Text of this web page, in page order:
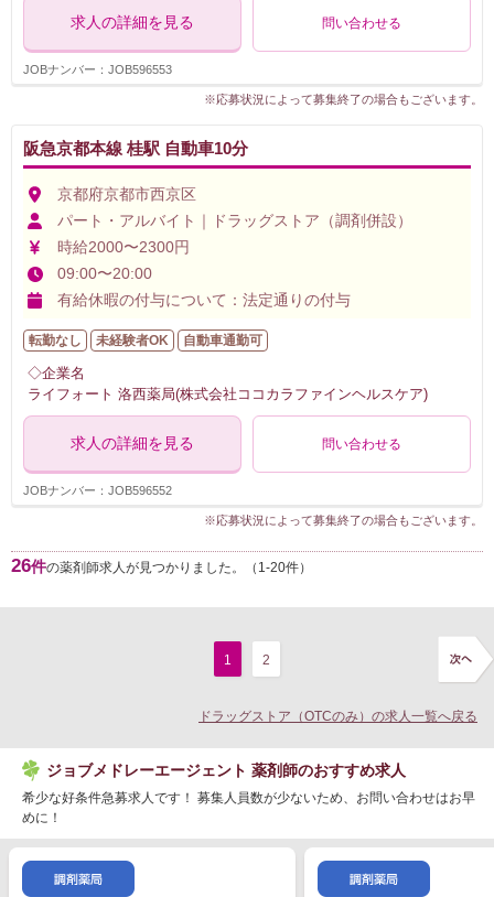
求人の詳細を見る 問い合わせる
JOBナンバー：JOB596553
※応募状況によって募集終了の場合もございます。
阪急京都本線 桂駅 自動車10分
京都府京都市西京区
パート・アルバイト｜ドラッグストア（調剤併設）
時給2000〜2300円
09:00〜20:00
有給休暇の付与について：法定通りの付与
転勤なし 未経験者OK 自動車通勤可
◇企業名
ライフォート 洛西薬局(株式会社ココカラファインヘルスケア)
求人の詳細を見る 問い合わせる
JOBナンバー：JOB596552
※応募状況によって募集終了の場合もございます。
26件の薬剤師求人が見つかりました。（1-20件）
1 2
ドラッグストア（OTCのみ）の求人一覧へ戻る
ジョブメドレーエージェント 薬剤師のおすすめ求人
希少な好条件急募求人です！ 募集人員数が少ないため、お問い合わせはお早
めに！